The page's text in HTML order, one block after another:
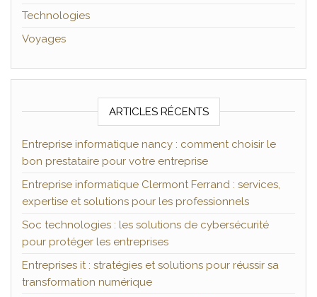
Technologies
Voyages
ARTICLES RÉCENTS
Entreprise informatique nancy : comment choisir le
bon prestataire pour votre entreprise
Entreprise informatique Clermont Ferrand : services,
expertise et solutions pour les professionnels
Soc technologies : les solutions de cybersécurité
pour protéger les entreprises
Entreprises it : stratégies et solutions pour réussir sa
transformation numérique